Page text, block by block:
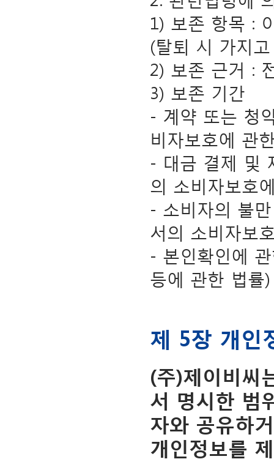
1) 보존 항목 :
(탈퇴 시 가지
2) 보존 근거 :
3) 보존 기간
- 계약 또는 청
비자보호에 관
- 대금 결제 및
의 소비자보호
- 소비자의 불
서의 소비자보
- 본인확인에
등에 관한 법률)
제 5장 개인
(주)제이비씨
서 명시한 범
자와 공유하
개인정보를